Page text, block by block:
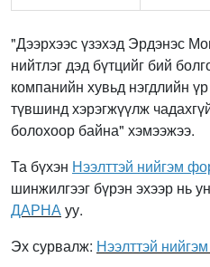
"Дээрхээс үзэхэд Эрдэнэс
нийтлэг дэд бүтцийг бий
компанийн хувьд нэгдлийн
түвшинд хэрэгжүүлж
болохоор байна" хэмээжээ.
Та бүхэн Нээлттэй нийгэм
шинжилгээг бүрэн эхээр нь
ДАРНАуу.
Эх сурвалж: Нээлттэй